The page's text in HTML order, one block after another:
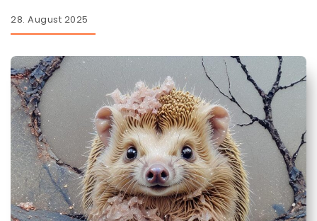
28. August 2025